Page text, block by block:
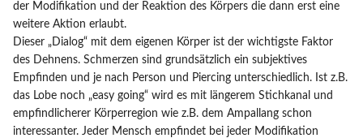
der Modifikation und der Reaktion des Körpers die dann erst eine
weitere Aktion erlaubt.
Dieser „Dialog“ mit dem eigenen Körper ist der wichtigste Faktor
des Dehnens. Schmerzen sind grundsätzlich ein subjektives
Empfinden und je nach Person und Piercing unterschiedlich. Ist z.B.
das Lobe noch „easy going“ wird es mit längerem Stichkanal und
empfindlicherer Körperregion wie z.B. dem Ampallang schon
interessanter. Jeder Mensch empfindet bei jeder Modifikation